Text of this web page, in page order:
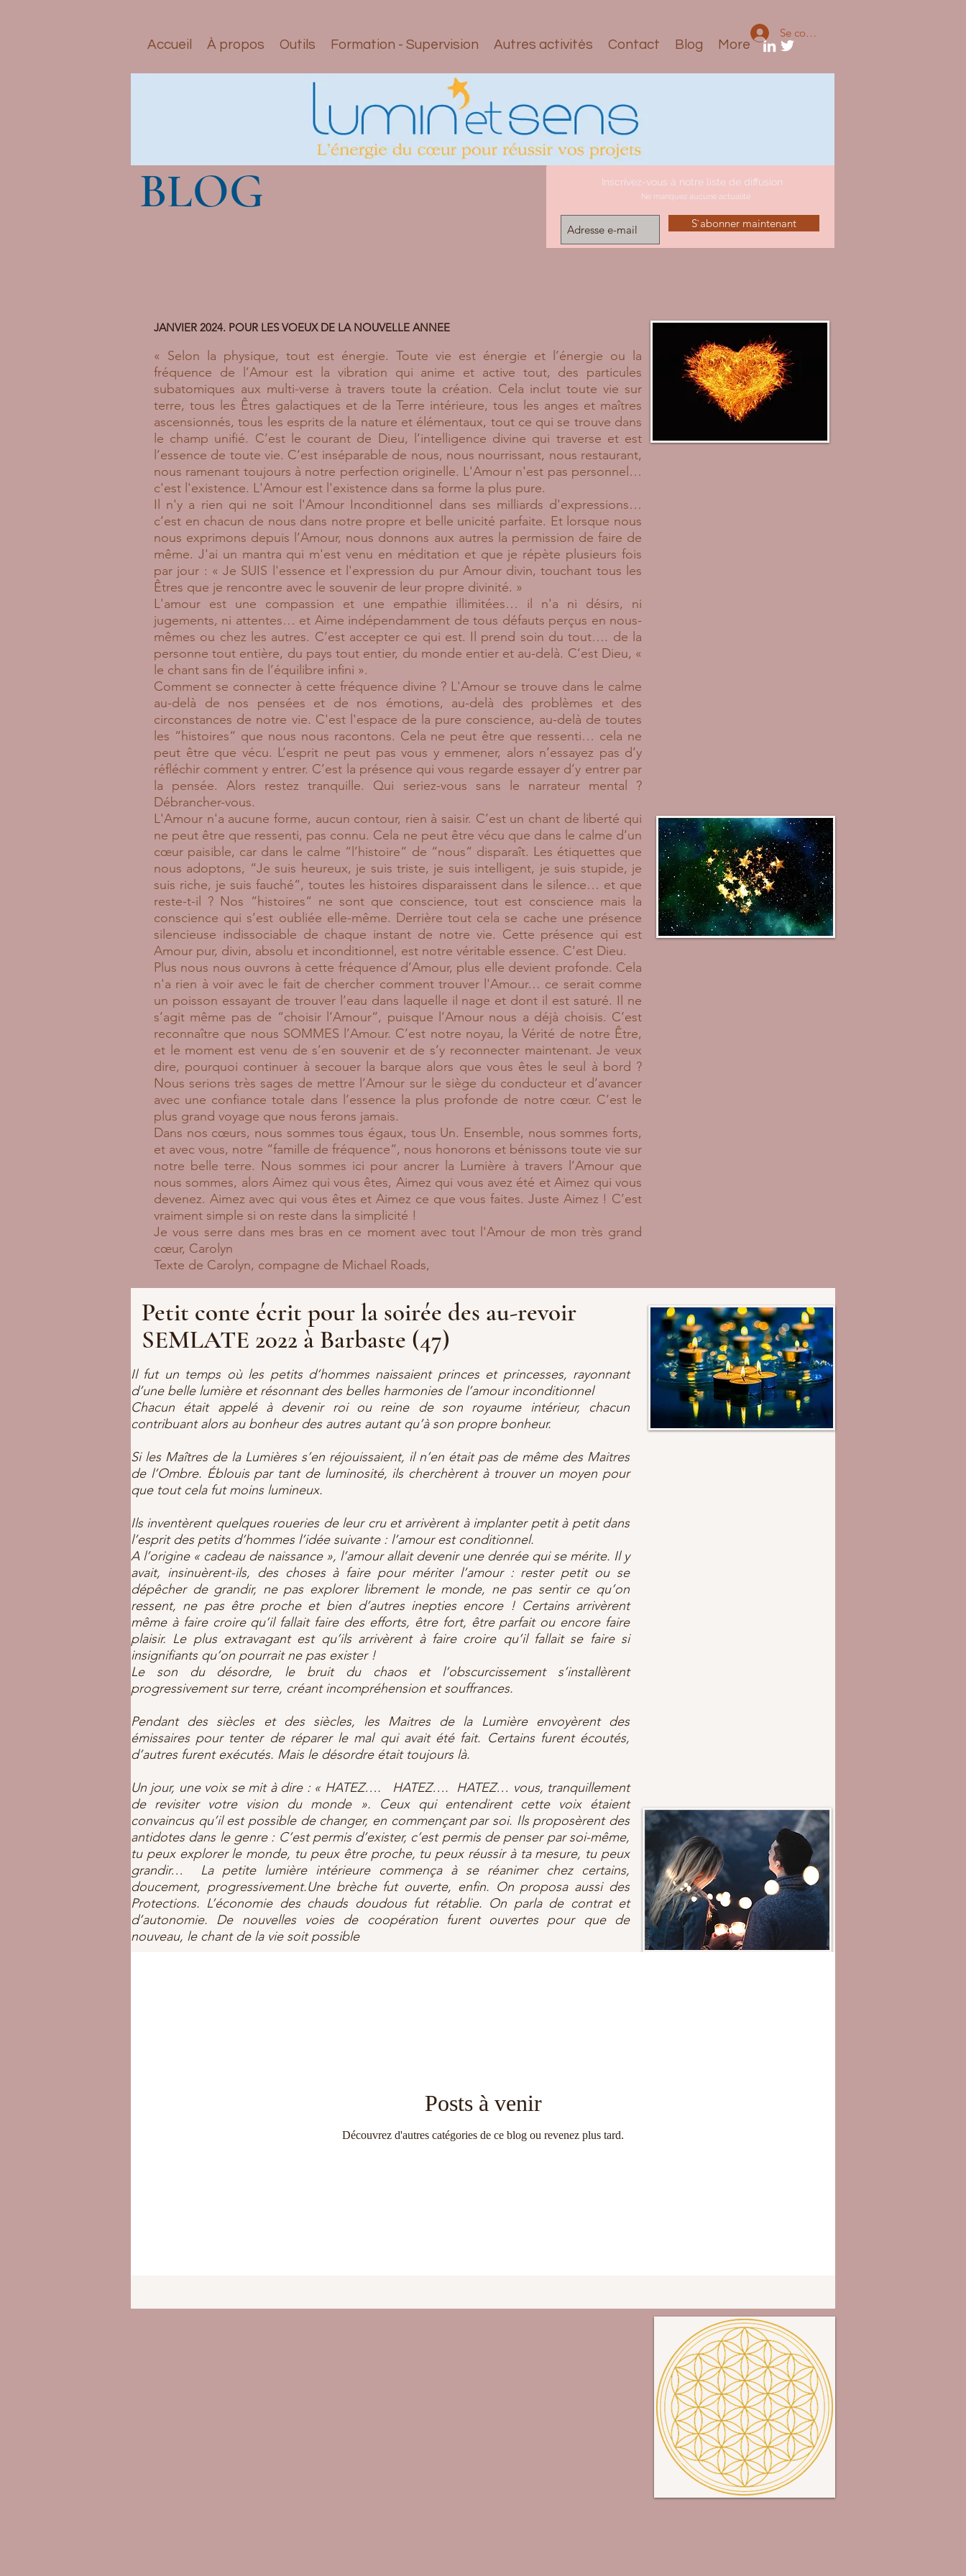
Accueil À propos Outils Formation - Supervision Autres activités Contact Blog More
Se connecter
BLOG Inscrivez-vous à notre liste de diffusion
Ne manquez aucune actualité
S`abonner maintenant
JANVIER 2024. POUR LES VOEUX DE LA NOUVELLE ANNEE
« Selon la physique, tout est énergie. Toute vie est énergie et l’énergie ou la
fréquence de l’Amour est la vibration qui anime et active tout, des particules
subatomiques aux multi-verse à travers toute la création. Cela inclut toute vie sur
terre, tous les Êtres galactiques et de la Terre intérieure, tous les anges et maîtres
ascensionnés, tous les esprits de la nature et élémentaux, tout ce qui se trouve dans
le champ unifié. C’est le courant de Dieu, l’intelligence divine qui traverse et est
l’essence de toute vie. C’est inséparable de nous, nous nourrissant, nous restaurant,
nous ramenant toujours à notre perfection originelle. L'Amour n'est pas personnel…
c'est l'existence. L'Amour est l'existence dans sa forme la plus pure.
Il n'y a rien qui ne soit l'Amour Inconditionnel dans ses milliards d'expressions…
c’est en chacun de nous dans notre propre et belle unicité parfaite. Et lorsque nous
nous exprimons depuis l’Amour, nous donnons aux autres la permission de faire de
même. J'ai un mantra qui m'est venu en méditation et que je répète plusieurs fois
par jour : « Je SUIS l'essence et l'expression du pur Amour divin, touchant tous les
Êtres que je rencontre avec le souvenir de leur propre divinité. »
L'amour est une compassion et une empathie illimitées… il n'a ni désirs, ni
jugements, ni attentes… et Aime indépendamment de tous défauts perçus en nous-
mêmes ou chez les autres. C’est accepter ce qui est. Il prend soin du tout…. de la
personne tout entière, du pays tout entier, du monde entier et au-delà. C’est Dieu, «
le chant sans fin de l’équilibre infini ».
Comment se connecter à cette fréquence divine ? L'Amour se trouve dans le calme
au-delà de nos pensées et de nos émotions, au-delà des problèmes et des
circonstances de notre vie. C'est l'espace de la pure conscience, au-delà de toutes
les “histoires“ que nous nous racontons. Cela ne peut être que ressenti… cela ne
peut être que vécu. L’esprit ne peut pas vous y emmener, alors n’essayez pas d’y
réfléchir comment y entrer. C’est la présence qui vous regarde essayer d’y entrer par
la pensée. Alors restez tranquille. Qui seriez-vous sans le narrateur mental ?
Débrancher-vous.
L'Amour n'a aucune forme, aucun contour, rien à saisir. C’est un chant de liberté qui
ne peut être que ressenti, pas connu. Cela ne peut être vécu que dans le calme d’un
cœur paisible, car dans le calme “l’histoire“ de “nous“ disparaît. Les étiquettes que
nous adoptons, “Je suis heureux, je suis triste, je suis intelligent, je suis stupide, je
suis riche, je suis fauché“, toutes les histoires disparaissent dans le silence… et que
reste-t-il ? Nos “histoires“ ne sont que conscience, tout est conscience mais la
conscience qui s’est oubliée elle-même. Derrière tout cela se cache une présence
silencieuse indissociable de chaque instant de notre vie. Cette présence qui est
Amour pur, divin, absolu et inconditionnel, est notre véritable essence. C'est Dieu.
Plus nous nous ouvrons à cette fréquence d’Amour, plus elle devient profonde. Cela
n'a rien à voir avec le fait de chercher comment trouver l'Amour… ce serait comme
un poisson essayant de trouver l’eau dans laquelle il nage et dont il est saturé. Il ne
s’agit même pas de “choisir l’Amour“, puisque l’Amour nous a déjà choisis. C’est
reconnaître que nous SOMMES l’Amour. C’est notre noyau, la Vérité de notre Être,
et le moment est venu de s’en souvenir et de s’y reconnecter maintenant. Je veux
dire, pourquoi continuer à secouer la barque alors que vous êtes le seul à bord ?
Nous serions très sages de mettre l’Amour sur le siège du conducteur et d’avancer
avec une confiance totale dans l’essence la plus profonde de notre cœur. C’est le
plus grand voyage que nous ferons jamais.
Dans nos cœurs, nous sommes tous égaux, tous Un. Ensemble, nous sommes forts,
et avec vous, notre “famille de fréquence“, nous honorons et bénissons toute vie sur
notre belle terre. Nous sommes ici pour ancrer la Lumière à travers l’Amour que
nous sommes, alors Aimez qui vous êtes, Aimez qui vous avez été et Aimez qui vous
devenez. Aimez avec qui vous êtes et Aimez ce que vous faites. Juste Aimez ! C’est
vraiment simple si on reste dans la simplicité !
Je vous serre dans mes bras en ce moment avec tout l'Amour de mon très grand
cœur, Carolyn
Texte de Carolyn, compagne de Michael Roads,
Il fut un temps où les petits d’hommes naissaient princes et princesses, rayonnant
d’une belle lumière et résonnant des belles harmonies de l’amour inconditionnel
Chacun était appelé à devenir roi ou reine de son royaume intérieur, chacun
contribuant alors au bonheur des autres autant qu’à son propre bonheur.
Si les Maîtres de la Lumières s’en réjouissaient, il n’en était pas de même des Maitres
de l’Ombre. Éblouis par tant de luminosité, ils cherchèrent à trouver un moyen pour
que tout cela fut moins lumineux.
Ils inventèrent quelques roueries de leur cru et arrivèrent à implanter petit à petit dans
l’esprit des petits d’hommes l’idée suivante : l’amour est conditionnel.
A l’origine « cadeau de naissance », l’amour allait devenir une denrée qui se mérite. Il y
avait, insinuèrent-ils, des choses à faire pour mériter l’amour : rester petit ou se
dépêcher de grandir, ne pas explorer librement le monde, ne pas sentir ce qu’on
ressent, ne pas être proche et bien d’autres inepties encore ! Certains arrivèrent
même à faire croire qu’il fallait faire des efforts, être fort, être parfait ou encore faire
plaisir. Le plus extravagant est qu’ils arrivèrent à faire croire qu’il fallait se faire si
insignifiants qu’on pourrait ne pas exister !
Le son du désordre, le bruit du chaos et l’obscurcissement s’installèrent
progressivement sur terre, créant incompréhension et souffrances.
Pendant des siècles et des siècles, les Maitres de la Lumière envoyèrent des
émissaires pour tenter de réparer le mal qui avait été fait. Certains furent écoutés,
d’autres furent exécutés. Mais le désordre était toujours là.
Un jour, une voix se mit à dire : « HATEZ…. HATEZ…. HATEZ… vous, tranquillement
de revisiter votre vision du monde ». Ceux qui entendirent cette voix étaient
convaincus qu’il est possible de changer, en commençant par soi. Ils proposèrent des
antidotes dans le genre : C’est permis d’exister, c’est permis de penser par soi-même,
tu peux explorer le monde, tu peux être proche, tu peux réussir à ta mesure, tu peux
grandir… La petite lumière intérieure commença à se réanimer chez certains,
doucement, progressivement.Une brèche fut ouverte, enfin. On proposa aussi des
Protections. L’économie des chauds doudous fut rétablie. On parla de contrat et
d’autonomie. De nouvelles voies de coopération furent ouvertes pour que de
nouveau, le chant de la vie soit possible
Petit conte écrit pour la soirée des au-revoir
SEMLATE 2022 à Barbaste (47)
Posts à venir
Découvrez d'autres catégories de ce blog ou revenez plus tard.